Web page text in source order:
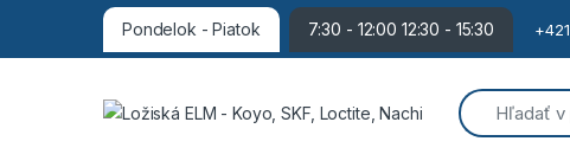
Pondelok - Piatok 7:30 - 12:00 12:30 - 15:30
Search for: